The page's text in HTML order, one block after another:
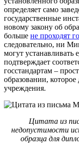
определяет само
государственные
новому закону об
больше не проходят
следовательно, ни
могут
подтверждает
госстандартам –
образовании,
учреждения.
Цитата из
недопустимости
образца для